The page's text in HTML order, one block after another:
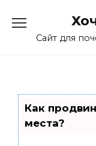
contentСайт для
Как
места?